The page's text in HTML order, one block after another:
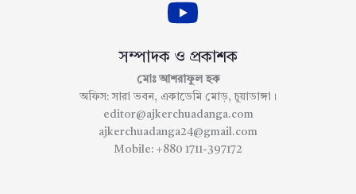
সম্পাদক ও প্রকাশক
মোঃ আশরাফুল হক
অফিস: সারা ভবন, একাডেমি মোড়, চুয়াডাঙ্গা।
editor@ajkerchuadanga.com
ajkerchuadanga24@gmail.com
Mobile: +880 1711-397172